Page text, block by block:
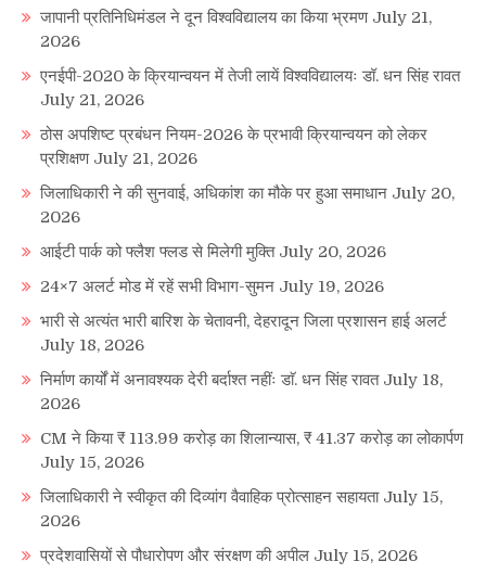
जापानी प्रतिनिधिमंडल ने दून विश्वविद्यालय का किया भ्रमण July 21,
2026
एनईपी-2020 के क्रियान्वयन में तेजी लायें विश्वविद्यालयः डॉ. धन सिंह रावत
July 21, 2026
ठोस अपशिष्ट प्रबंधन नियम-2026 के प्रभावी क्रियान्वयन को लेकर
प्रशिक्षण July 21, 2026
जिलाधिकारी ने की सुनवाई, अधिकांश का मौके पर हुआ समाधान July 20,
2026
आईटी पार्क को फ्लैश फ्लड से मिलेगी मुक्ति July 20, 2026
24×7 अलर्ट मोड में रहें सभी विभाग-सुमन July 19, 2026
भारी से अत्यंत भारी बारिश के चेतावनी, देहरादून जिला प्रशासन हाई अलर्ट
July 18, 2026
निर्माण कार्यों में अनावश्यक देरी बर्दाश्त नहींः डाॅ. धन सिंह रावत July 18,
2026
CM ने किया ₹ 113.99 करोड़ का शिलान्यास, ₹ 41.37 करोड़ का लोकार्पण
July 15, 2026
जिलाधिकारी ने स्वीकृत की दिव्यांग वैवाहिक प्रोत्साहन सहायता July 15,
2026
प्रदेशवासियों से पौधारोपण और संरक्षण की अपील July 15, 2026